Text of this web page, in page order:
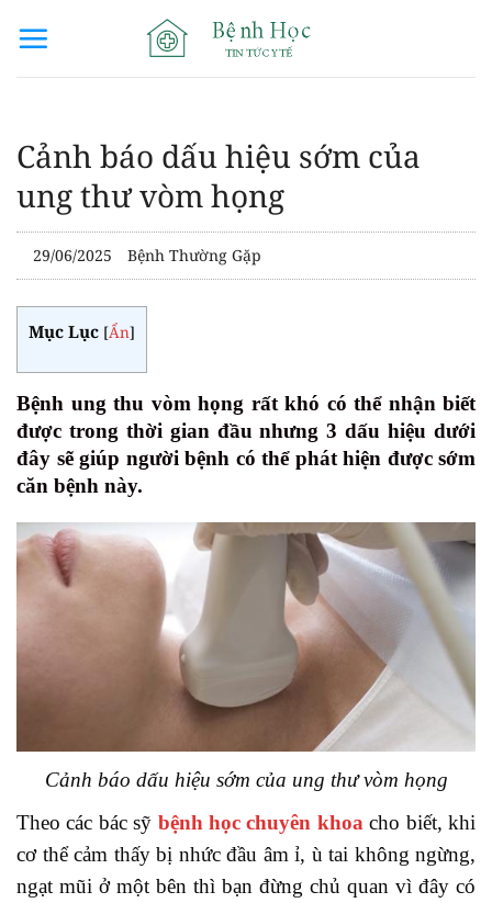
qua
Cảnh báo dấu hiệu sớm của
ung thư vòm họng
29/06/2025 Bệnh Thường Gặp
Mục Lục [Ẩn]
Bệnh ung thu vòm họng rất khó có thể nhận biết
được trong thời gian đầu nhưng 3 dấu hiệu dưới
đây sẽ giúp người bệnh có thể phát hiện được sớm
căn bệnh này.
Cảnh báo dấu hiệu sớm của ung thư vòm họng
Theo các bác sỹ bệnh học chuyên khoacho biết, khi
cơ thể cảm thấy bị nhức đầu âm ỉ, ù tai không ngừng,
ngạt mũi ở một bên thì bạn đừng chủ quan vì đây có